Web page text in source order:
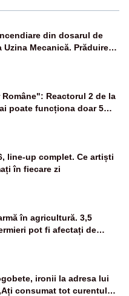
din dosarul de
Mecanică. Prăduirea
SAFE, interceptată
Reactorul 2 de la
poate funcționa doar 5
line-up complet. Ce artiști
în fiecare zi
în agricultură. 3,5
pot fi afectați de
conservarea
ironii la adresa lui
consumat tot curentul